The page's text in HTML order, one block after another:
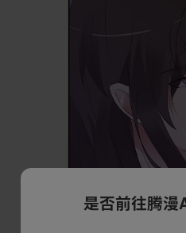
是否前往腾漫